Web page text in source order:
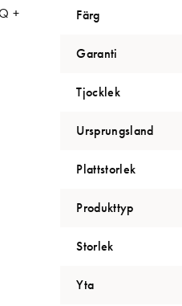
+
Färg
Garanti
Tjocklek
Ursprungsland
Plattstorlek
Produkttyp
Storlek
Yta